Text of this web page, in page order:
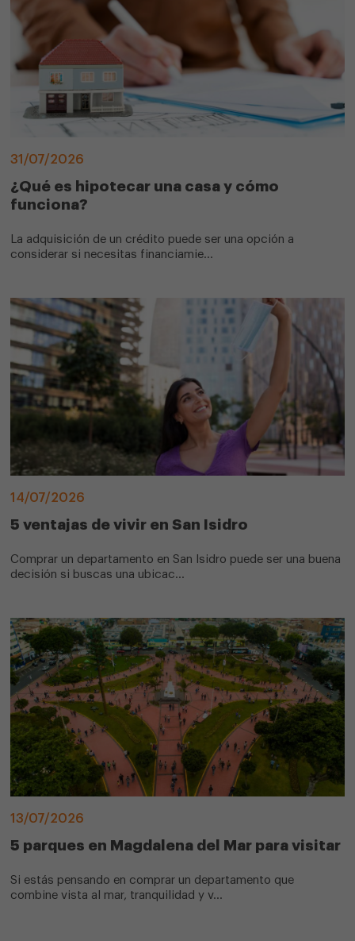
31/07/2026
¿Qué es hipotecar una casa y cómo
funciona?
La adquisición de un crédito puede ser una opción a
considerar si necesitas financiamie...
14/07/2026
5 ventajas de vivir en San Isidro
Comprar un departamento en San Isidro puede ser una buena
decisión si buscas una ubicac...
13/07/2026
5 parques en Magdalena del Mar para visitar
Si estás pensando en comprar un departamento que
combine vista al mar, tranquilidad y v...